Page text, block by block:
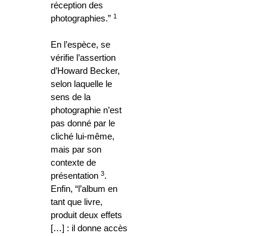
réception des
photographies.” 1
En l’espèce, se
vérifie l’assertion
d’Howard Becker,
selon laquelle le
sens de la
photographie n’est
pas donné par le
cliché lui-même,
mais par son
contexte de
présentation 3.
Enfin, “l’album en
tant que livre,
produit deux effets
[…] : il donne accès